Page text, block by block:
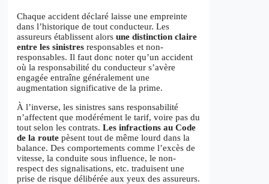
Chaque accident déclaré laisse une empreinte
dans l’historique de tout conducteur. Les
assureurs établissent alors une distinction claire
entre les sinistres responsables et non-
responsables. Il faut donc noter qu’un accident
où la responsabilité du conducteur s’avère
engagée entraîne généralement une
augmentation significative de la prime.
À l’inverse, les sinistres sans responsabilité
n’affectent que modérément le tarif, voire pas du
tout selon les contrats. Les infractions au Code
de la route pèsent tout de même lourd dans la
balance. Des comportements comme l’excès de
vitesse, la conduite sous influence, le non-
respect des signalisations, etc. traduisent une
prise de risque délibérée aux yeux des assureurs.